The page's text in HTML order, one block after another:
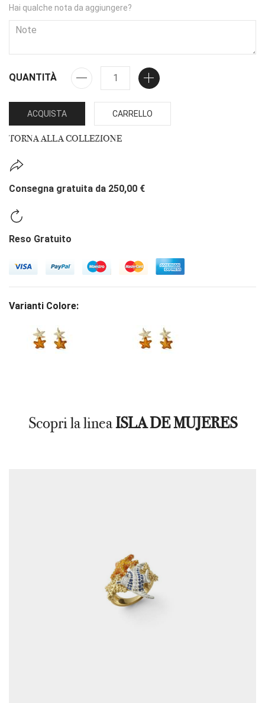
Hai qualche nota da aggiungere?
QUANTITÀ
ACQUISTA CARRELLO
TORNA ALLA COLLEZIONE
Consegna gratuita da 250,00 €
Reso Gratuito
Varianti Colore:
Scopri la lineaISLA DE MUJERES